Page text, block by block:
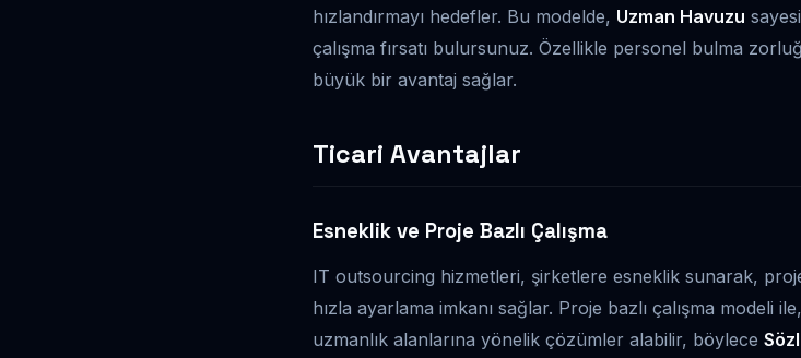
hızlandırmayı hedefler. Bu modelde, Uzman Havuzu
çalışma fırsatı bulursunuz. Özellikle personel bulma
büyük bir avantaj sağlar.
Ticari Avantajlar
Esneklik ve Proje Bazlı Çalışma
IT outsourcing hizmetleri, şirketlere esneklik sunarak,
hızla ayarlama imkanı sağlar. Proje bazlı çalışma modeli
uzmanlık alanlarına yönelik çözümler alabilir, böylece